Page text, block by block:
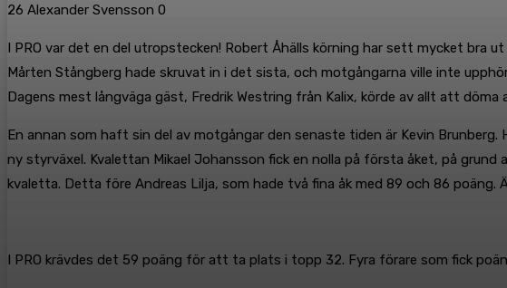
26 Alexander Svensson 0
I PRO var det en del utropstecken! Robert Åhälls körning har sett mycket bra
Mårten Stångberg hade skruvat in i det sista, och motgångarna ville inte
Dagens mest långväga gäst, Fredrik Westring från Kalix, körde av allt att
En annan som haft sin del av motgångar den senaste tiden är Kevin
ny styrväxel. Kvalettan Mikael Johansson fick en nolla på första åket, på
kvaletta. Detta före Andreas Lilja, som hade två fina åk med 89 och 86
I PRO krävdes det 59 poäng för att ta plats i topp 32. Fyra förare som fick